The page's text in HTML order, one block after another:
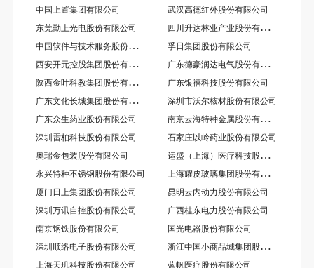
中国上置集团有限公司
武汉高德红外股份有限公司
东莞勤上光电股份有限公司
四
川升达林业产业股份有限公司
中
国软件与技术服务股份有限公司 孚日集团股份有限公司
西
安开元控股集团股份有限公司 广
东德豪润达电气股份有限公司
陕
西金叶科教集团股份有限公司 广东银禧科技股份有限公司
广
东文化长城集团股份有限公司
深圳市沃尔核材股份有限公司
广东众生药业股份有限公司
南
京云海特种金属股份有限公司
深圳雷柏科技股份有限公司
石家庄以岭药业股份有限公司
奥瑞金包装股份有限公司
运
盛（上海）医疗科技股份有限公司
永兴特种不锈钢股份有限公司 上
海耀皮玻璃集团股份有限公司
厦门日上集团股份有限公司
昆明云内动力股份有限公司
深圳万讯自控股份有限公司
广西桂东电力股份有限公司
南京钢铁股份有限公司
国光电器股份有限公司
深圳顺络电子股份有限公司
浙
江中国小商品城集团股份有限公司
上海天玑科技股份有限公司
蓝帆医疗股份有限公司